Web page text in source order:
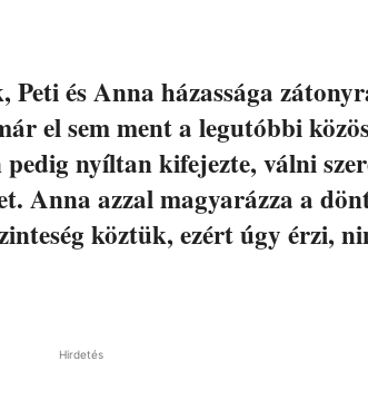
és Anna házassága
el sem ment a legutóbbi
nyíltan kifejezte, válni
Anna azzal magyarázza a
köztük, ezért úgy érzi,
Hirdetés